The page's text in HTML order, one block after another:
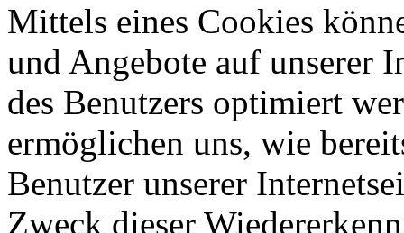
Mittels eines Cookies
und Angebote auf unserer
des Benutzers optimiert
ermöglichen uns, wie
Benutzer unserer
Zweck dieser